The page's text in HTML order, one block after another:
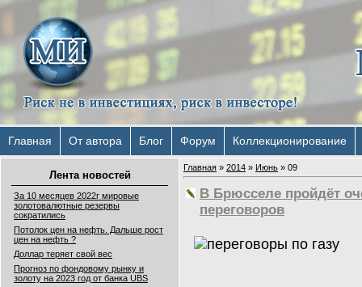
Главная От автора Блог Форум Коллекционирование
Лента новостей
За 10 месяцев 2022г мировые
золотовалютные резервы
сократились
Потолок цен на нефть. Дальше рост
цен на нефть ?
Доллар теряет свой вес
Прогноз по фондовому рынку и
золоту на 2023 год от банка UBS
Главная » 2014 » Июнь » 09
В Брюсселе пройдёт
переговоров